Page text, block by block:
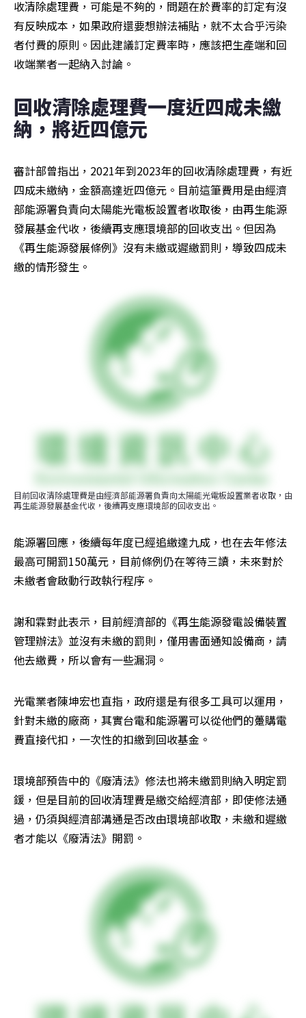
收清除處理費，可能是不夠的，問題在於費率的訂定有沒
有反映成本，如果政府還要想辦法補貼，就不太合乎污染
者付費的原則。因此建議訂定費率時，應該把生產端和回
收端業者一起納入討論。
回收清除處理費一度近四成未繳
納，將近四億元
審計部曾指出，2021年到2023年的回收清除處理費，有近
四成未繳納，金額高達近四億元。目前這筆費用是由經濟
部能源署負責向太陽能光電板設置者收取後，由再生能源
發展基金代收，後續再支應環境部的回收支出。但因為
《再生能源發展條例》沒有未繳或遲繳罰則，導致四成未
繳的情形發生。
目前回收清除處理費是由經濟部能源署負責向太陽能光電板設置業者收取，由
再生能源發展基金代收，後續再支應環境部的回收支出。
能源署回應，後續每年度已經追繳達九成，也在去年修法
最高可開罰150萬元，目前條例仍在等待三讀，未來對於
未繳者會啟動行政執行程序。
謝和霖對此表示，目前經濟部的《再生能源發電設備裝置
管理辦法》並沒有未繳的罰則，僅用書面通知設備商，請
他去繳費，所以會有一些漏洞。
光電業者陳坤宏也直指，政府還是有很多工具可以運用，
針對未繳的廠商，其實台電和能源署可以從他們的躉購電
費直接代扣，一次性的扣繳到回收基金。
環境部預告中的《廢清法》修法也將未繳罰則納入明定罰
鍰，但是目前的回收清理費是繳交給經濟部，即使修法通
過，仍須與經濟部溝通是否改由環境部收取，未繳和遲繳
者才能以《廢清法》開罰。